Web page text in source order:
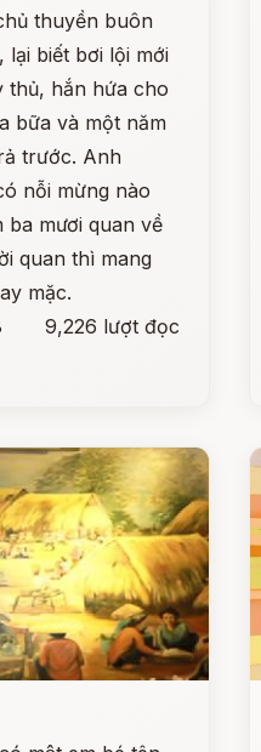
thuyền buôn
lại biết bơi lội mới
thủ, hắn hứa cho
bữa và một năm
trước. Anh
nỗi mừng nào
ba mươi quan về
quan thì mang
mặc.
9,226 lượt đọc